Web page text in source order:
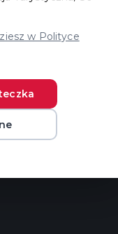
w Polityce